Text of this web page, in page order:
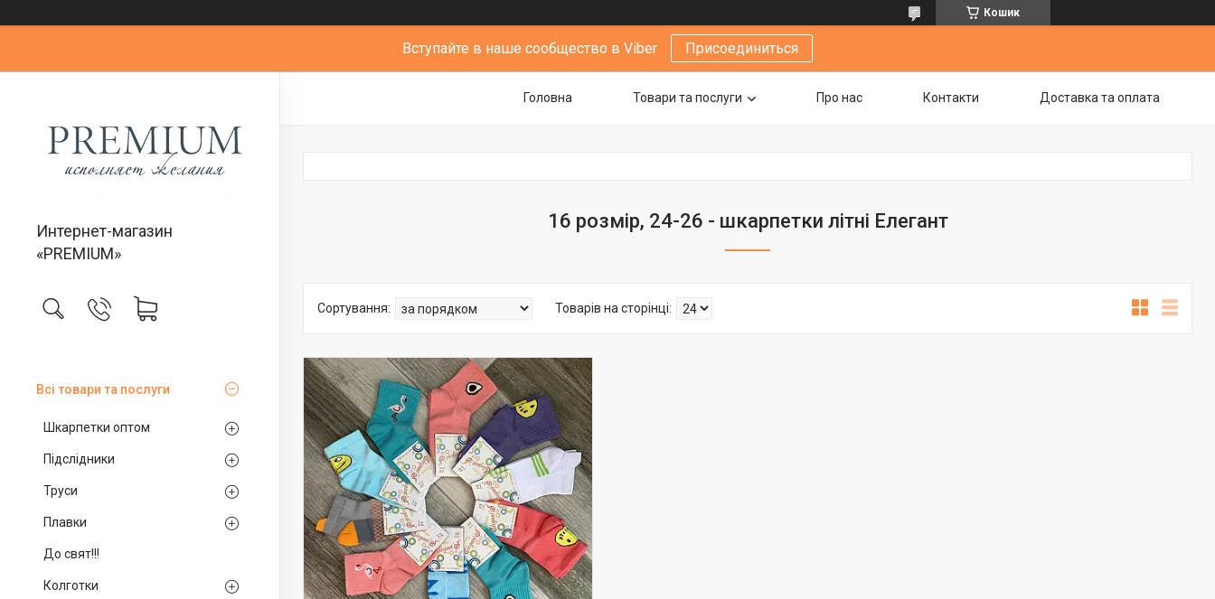
Кошик
Вступайте в наше сообщество в Viber Присоединиться
Интернет-магазин
«PREMIUM»
Всі товари та послуги
Шкарпетки оптом
Підслідники
Труси
Плавки
До свят!!!
Колготки
Головна Товари та послуги Про нас Контакти Доставка та оплата
16 розмір, 24-26 - шкарпетки літні Елегант